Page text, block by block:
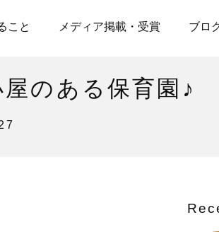
こと メディア掲載・受賞 ブロ
のある保育園♪